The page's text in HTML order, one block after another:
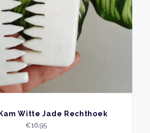
Witte Jade Rechthoek
€16,95